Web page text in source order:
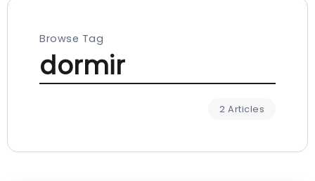
Browse Tag
dormir
2 Articles